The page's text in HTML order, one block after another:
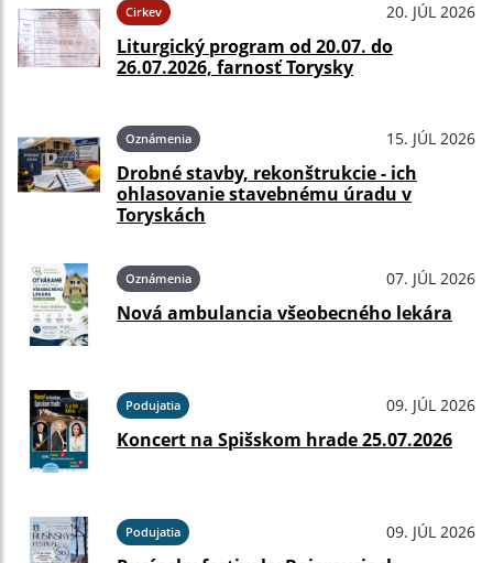
Cirkev 20. JÚL 2026
Liturgický program od 20.07. do
26.07.2026, farnosť Torysky
Oznámenia 15. JÚL 2026
Drobné stavby, rekonštrukcie - ich
ohlasovanie stavebnému úradu v
Toryskách
Oznámenia 07. JÚL 2026
Nová ambulancia všeobecného lekára
Podujatia 09. JÚL 2026
Koncert na Spišskom hrade 25.07.2026
Podujatia 09. JÚL 2026